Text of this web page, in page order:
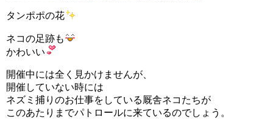
タンポポの花
ネコの足跡も
かわいい
開催中には全く見かけませんが、
開催していない時には
ネズミ捕りのお仕事をしている厩舎ネコたちが
このあたりまでパトロールに来ているのでしょう。